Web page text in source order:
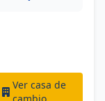
Ver casa de